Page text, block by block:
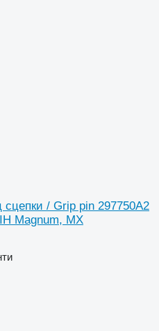
сцепки / Grip pin 297750A2
Magnum, MX